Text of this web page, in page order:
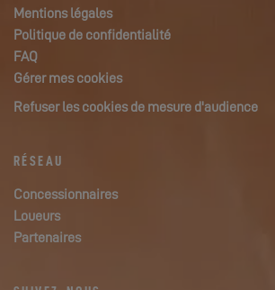
Mentions légales
Politique de confidentialité
FAQ
Gérer mes cookies
Refuser les cookies de mesure d'audience
RÉSEAU
Concessionnaires
Loueurs
Partenaires